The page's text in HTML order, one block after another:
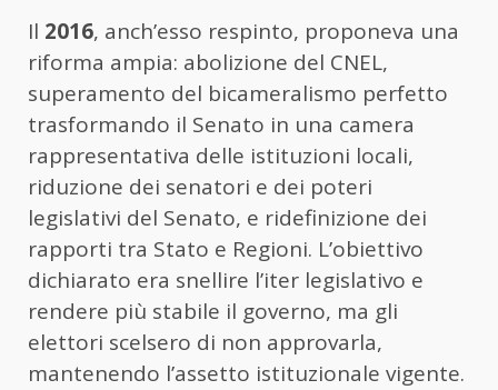
Il 2016, anch’esso respinto, proponeva una
riforma ampia: abolizione del CNEL,
superamento del bicameralismo perfetto
trasformando il Senato in una camera
rappresentativa delle istituzioni locali,
riduzione dei senatori e dei poteri
legislativi del Senato, e ridefinizione dei
rapporti tra Stato e Regioni. L’obiettivo
dichiarato era snellire l’iter legislativo e
rendere più stabile il governo, ma gli
elettori scelsero di non approvarla,
mantenendo l’assetto istituzionale vigente.